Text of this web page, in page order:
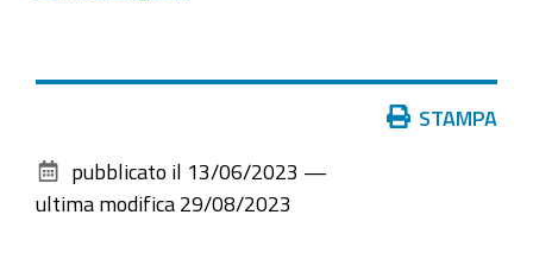
documento
STAMPA
pubblicato il 13/06/2023 —
ultima modifica 29/08/2023